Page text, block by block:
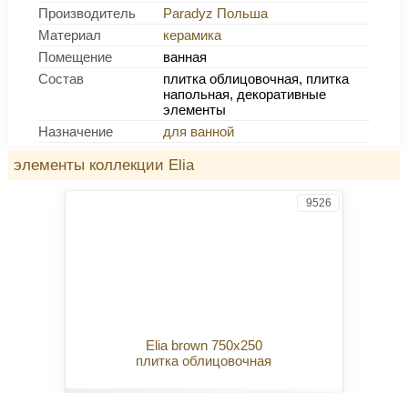
Производитель
Paradyz Польша
Материал
керамика
Помещение
ванная
Состав
плитка облицовочная, плитка
напольная, декоративные
элементы
Назначение
для ванной
элементы коллекции Elia
9526
Elia brown 750x250
плитка облицовочная